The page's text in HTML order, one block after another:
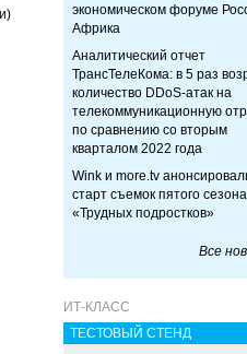
экономическом форуме
Африка
Аналитический отчет
ТрансТелеКома: в 5 раз
количество DDoS-атак на
телекоммуникационную
по сравнению со вторым
кварталом 2022 года
Wink и more.tv
старт съемок пятого сезона
«Трудных подростков»
Все
ИТ-КЛАСС
ТЕСТОВЫЙ СТЕНД